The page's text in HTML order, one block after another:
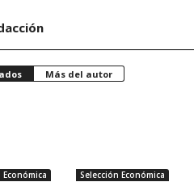
Más del autor
Económica Selección Económica